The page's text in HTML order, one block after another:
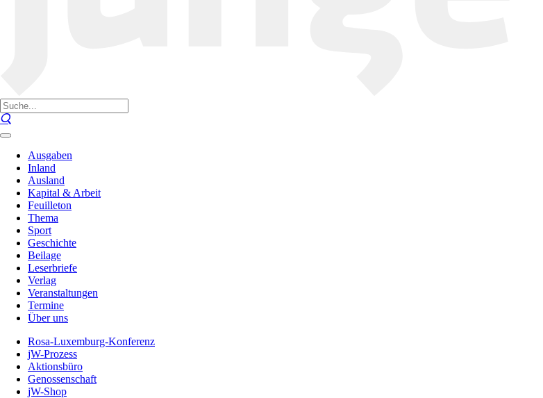
Ausgaben
Inland
Ausland
Kapital & Arbeit
Feuilleton
Thema
Sport
Geschichte
Beilage
Leserbriefe
Verlag
Veranstaltungen
Termine
Über uns
Rosa-Luxemburg-Konferenz
jW-Prozess
Aktionsbüro
Genossenschaft
jW-Shop